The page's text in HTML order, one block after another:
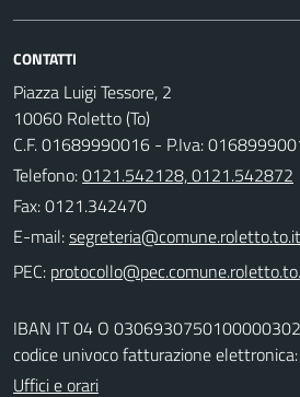
CONTATTI
Piazza Luigi Tessore, 2
10060 Roletto (To)
C.F. 01689990016 - P.Iva:
Telefono:0121.542128, 0121.542872
Fax: 0121.342470
E-mail:
PEC:
IBAN IT 04 O
codice univoco fatturazione elettronica:
Uffici e orari